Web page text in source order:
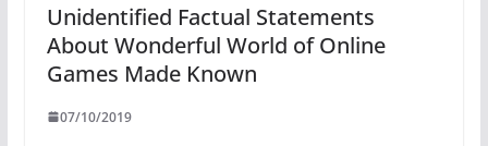
Unidentified Factual Statements
About Wonderful World of Online
Games Made Known
07/10/2019